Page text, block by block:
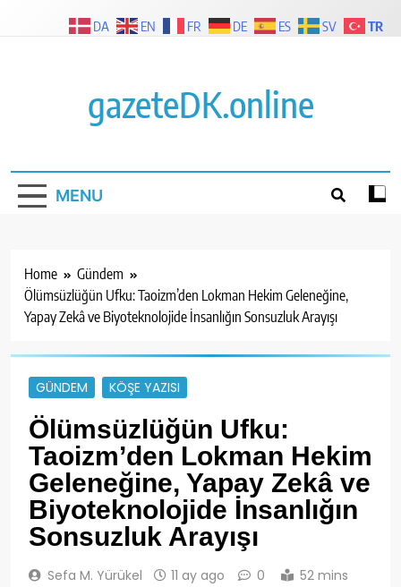
gazeteDK.online
MENU
Home
Gündem
Ölümsüzlüğün Ufku: Taoizm’den Lokman Hekim Geleneğine,
Yapay Zekâ ve Biyoteknolojide İnsanlığın Sonsuzluk Arayışı
GÜNDEM KÖŞE YAZISI
Ölümsüzlüğün Ufku:
Taoizm’den Lokman Hekim
Geleneğine, Yapay Zekâ ve
Biyoteknolojide İnsanlığın
Sonsuzluk Arayışı
Sefa M. Yürükel 11 ay ago 0 52 mins
DA EN FR DE ES SV TR